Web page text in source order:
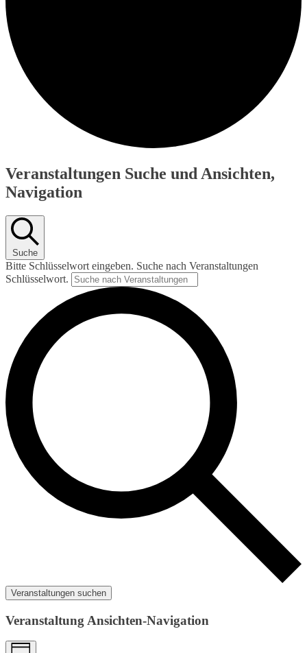
Veranstaltungen
für
5,
2026
Veranstaltungen Suche und Ansichten,
Navigation
Suche
Bitte Schlüsselwort eingeben. Suche nach Veranstaltungen
Schlüsselwort.
Veranstaltungen suchen
Veranstaltung Ansichten-Navigation